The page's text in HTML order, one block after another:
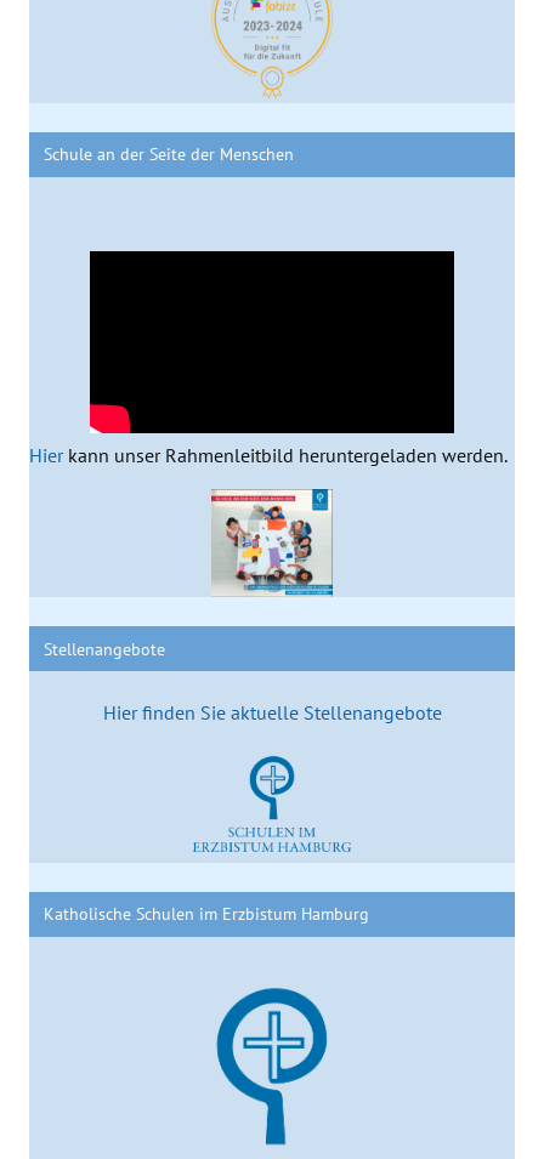
Schule an der Seite der Menschen
Hierkann unser Rahmenleitbild heruntergeladen werden.
Stellenangebote
Hier finden Sie aktuelle Stellenangebote
Katholische Schulen im Erzbistum Hamburg